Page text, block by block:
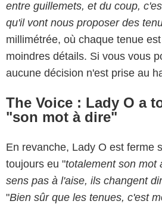
entre guillemets, et du coup,
qu'il vont nous proposer des
millimétrée, où chaque tenue
moindres détails. Si vous vous
aucune décision n'est prise au
The Voice : Lady O a
"son mot à dire"
En revanche, Lady O est ferme
toujours eu "totalement son mot
sens pas à l'aise, ils changent
"Bien sûr que les tenues, c'est